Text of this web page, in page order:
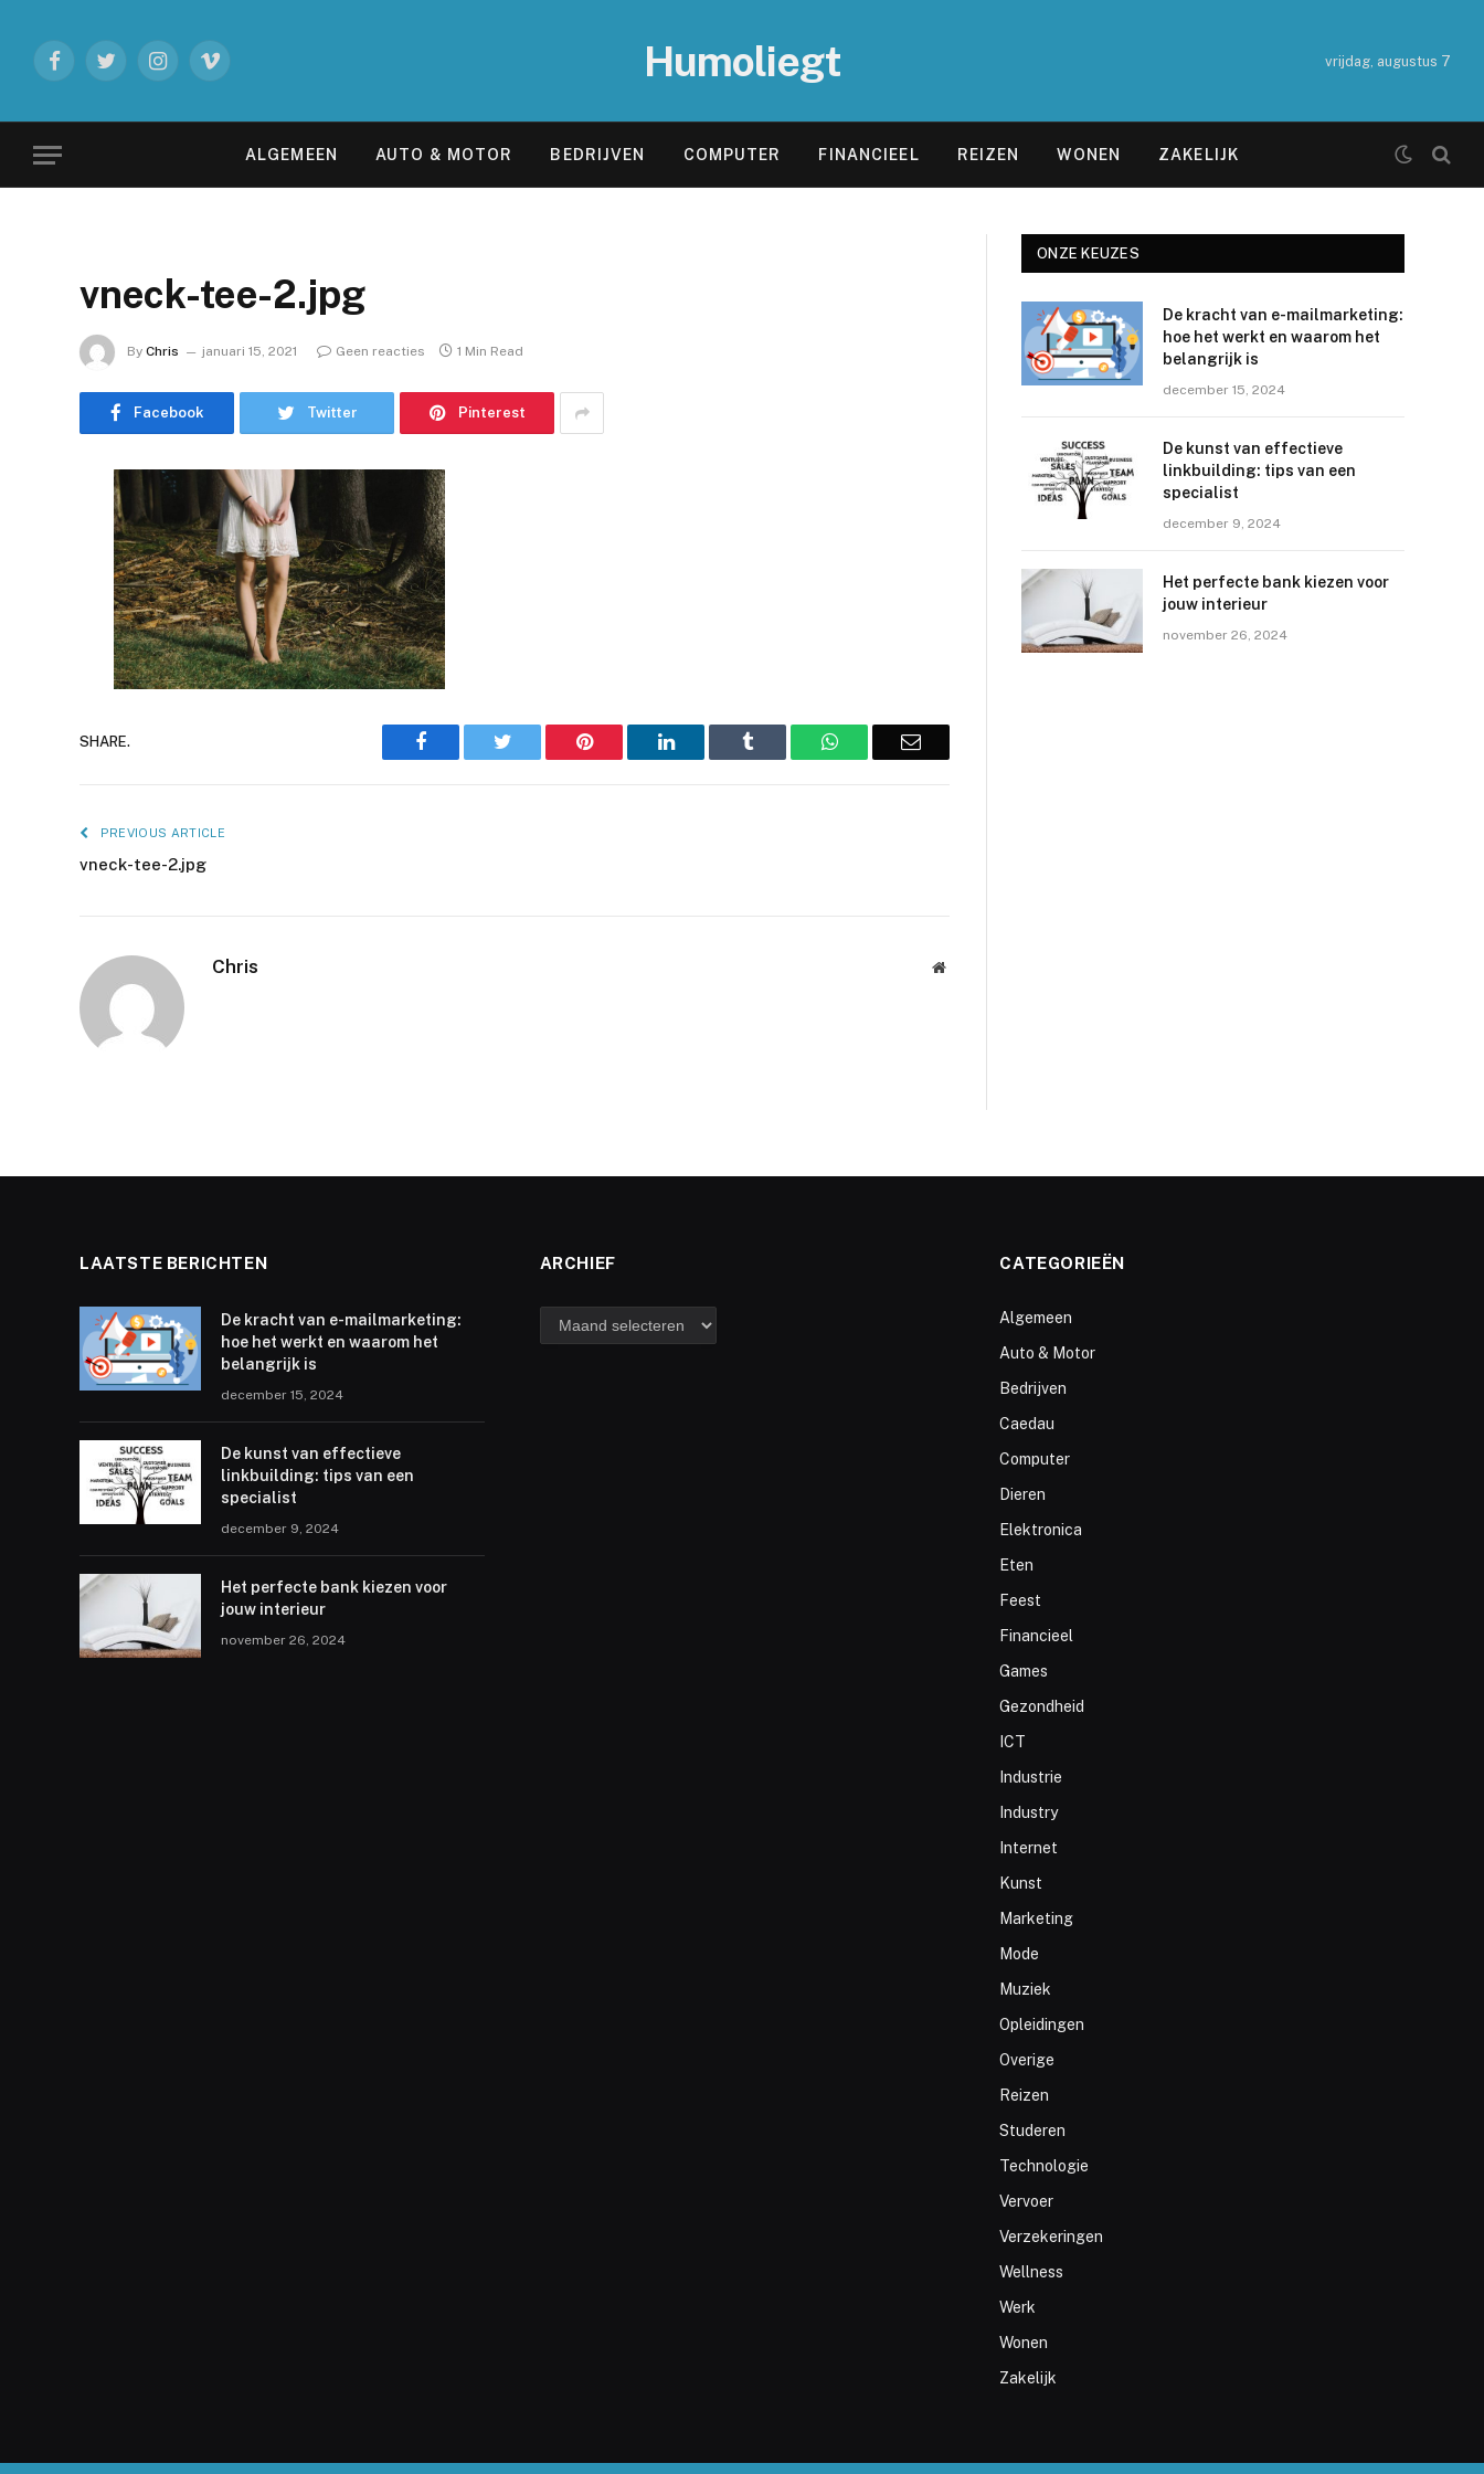
FacebookTwitterInstagram
Vimeo Humoliegt vrijdag, augustus 7
ALGEMEEN AUTO & MOTOR BEDRIJVEN COMPUTER FINANCIEEL REIZEN WONEN ZAKELIJK
vneck-tee-2.jpg
By Chris januari 15, 2021 Geen reacties 1 Min Read
Facebook Twitter Pinterest
SHARE. Facebook Twitter Pinterest LinkedIn Tumblr WhatsAppEmail
PREVIOUS ARTICLE
vneck-tee-2.jpg
Chris Website
ONZE KEUZES
De kracht van e-mailmarketing:
hoe het werkt en waarom het
belangrijk is
december 15, 2024
De kunst van effectieve
linkbuilding: tips van een
specialist
december 9, 2024
Het perfecte bank kiezen voor
jouw interieur
november 26, 2024
LAATSTE BERICHTEN
De kracht van e-mailmarketing:
hoe het werkt en waarom het
belangrijk is
december 15, 2024
De kunst van effectieve
linkbuilding: tips van een
specialist
december 9, 2024
Het perfecte bank kiezen voor
jouw interieur
november 26, 2024
ARCHIEF
archief
CATEGORIEËN
Algemeen
Auto & Motor
Bedrijven
Caedau
Computer
Dieren
Elektronica
Eten
Feest
Financieel
Games
Gezondheid
ICT
Industrie
Industry
Internet
Kunst
Marketing
Mode
Muziek
Opleidingen
Overige
Reizen
Studeren
Technologie
Vervoer
Verzekeringen
Wellness
Werk
Wonen
Zakelijk